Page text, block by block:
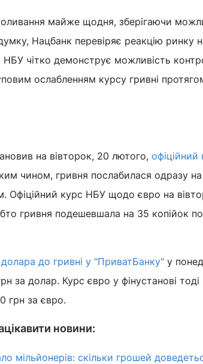
майже щодня, зберігаючи
Нацбанк перевіряє реакцію ринку
НБУ чітко демонструє можливість
ослабленням курсу гривні
на вівторок, 20 лютого, офіційний
чином, гривня послабилася одразу на
Офіційний курс НБУ щодо євро на
гривня подешевшала на 35 копійок
до гривні у "ПриватБанку" у
за долар. Курс євро у фінустанові
грн за євро.
новини:
мільйонерів: скільки грошей